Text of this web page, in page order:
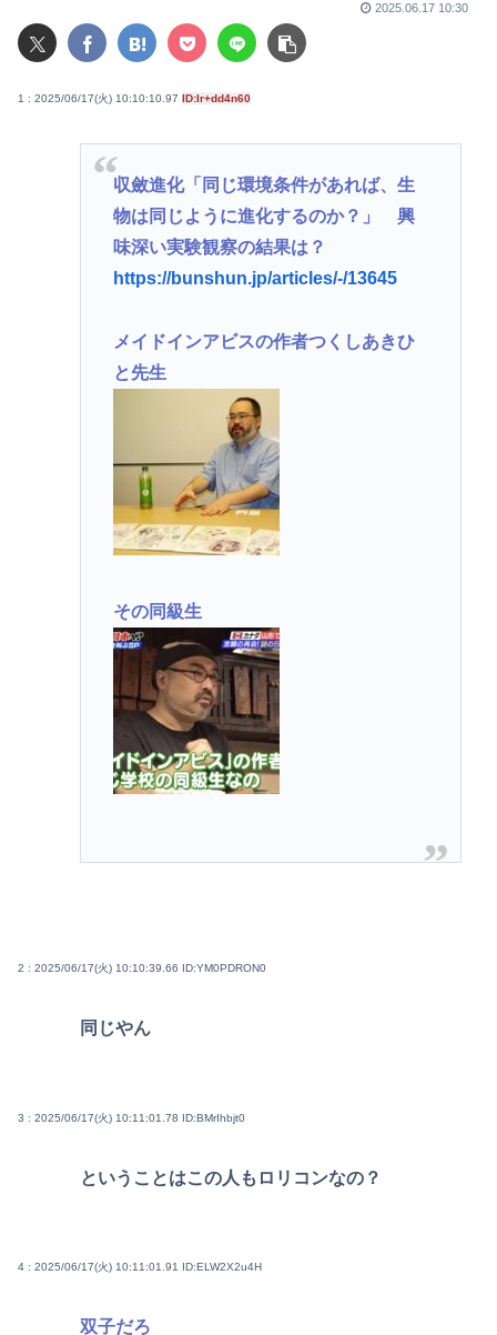
2025.06.17 10:30
1 : 2025/06/17(火) 10:10:10.97 ID:Ir+dd4n60
収斂進化「同じ環境条件があれば、生
物は同じように進化するのか？」 興
味深い実験観察の結果は？
https://bunshun.jp/articles/-/13645
メイドインアビスの作者つくしあきひ
と先生
その同級生
2 : 2025/06/17(火) 10:10:39.66 ID:YM0PDRON0
同じやん
3 : 2025/06/17(火) 10:11:01.78 ID:BMrIhbjt0
ということはこの人もロリコンなの？
4 : 2025/06/17(火) 10:11:01.91 ID:ELW2X2u4H
双子だろ